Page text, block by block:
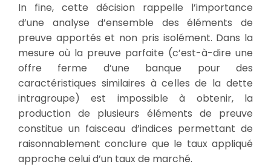
In fine, cette décision rappelle l’importance
d’une analyse d’ensemble des éléments de
preuve apportés et non pris isolément. Dans la
mesure où la preuve parfaite (c’est-à-dire une
offre ferme d’une banque pour des
caractéristiques similaires à celles de la dette
intragroupe) est impossible à obtenir, la
production de plusieurs éléments de preuve
constitue un faisceau d’indices permettant de
raisonnablement conclure que le taux appliqué
approche celui d’un taux de marché.